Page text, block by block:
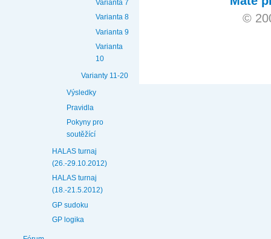
Varianta 7
Varianta 8
Varianta 9
Varianta
10
Varianty 11-20
Výsledky
Pravidla
Pokyny pro
soutěžící
HALAS turnaj
(26.-29.10.2012)
HALAS turnaj
(18.-21.5.2012)
GP sudoku
GP logika
©